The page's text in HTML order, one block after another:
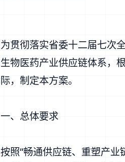
为贯彻落实省委十二届七次
生物医药产业供应链体系，
际，制定本方案。
一、总体要求
按照“畅通供应链、重塑产